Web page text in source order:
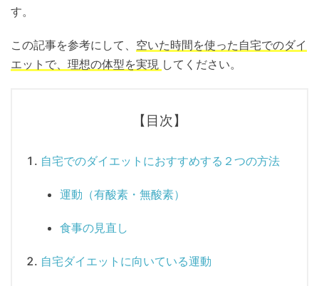
す。
この記事を参考にして、 空いた時間を使った自宅でのダイ
エットで、理想の体型を実現 してください。
【目次】
自宅でのダイエットにおすすめする２つの方法
運動（有酸素・無酸素）
食事の見直し
自宅ダイエットに向いている運動